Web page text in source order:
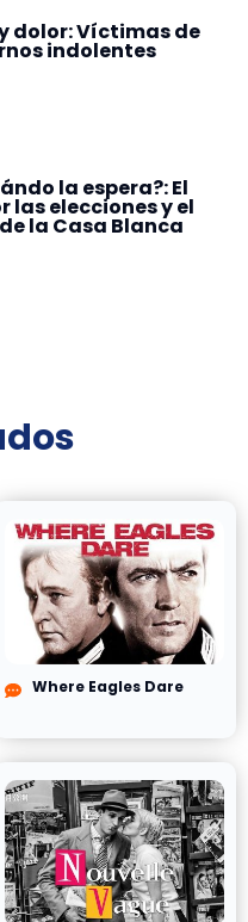
dolor: Víctimas de
indolentes
la espera?: El
las elecciones y el
la Casa Blanca
Where Eagles Dare